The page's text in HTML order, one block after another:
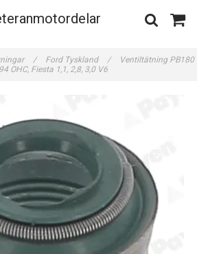
/ Ford Tyskland /
Ventiltätning PB180
OHC, Fiesta 1,1, 2,8, 3,0 V6